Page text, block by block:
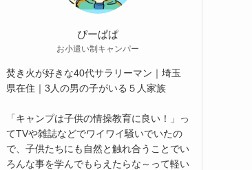
ぴーぱぱ
お小遣い制キャンパー
焚き火が好きな40代サラリーマン｜埼玉
県在住｜3人の男の子がいる５人家族
「キャンプは子供の情操教育に良い！」っ
てTVや雑誌などでワイワイ騒いでいたの
で、子供たちにも自然と触れ合うことでい
ろんな事を学んでもらえたらな～って軽い